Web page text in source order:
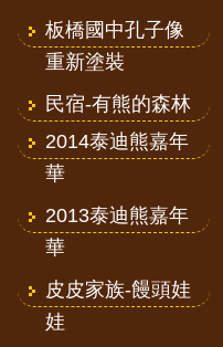
板橋國中孔子像
重新塗裝
民宿-有熊的森林
2014泰迪熊嘉年
華
2013泰迪熊嘉年
華
皮皮家族-饅頭娃
娃